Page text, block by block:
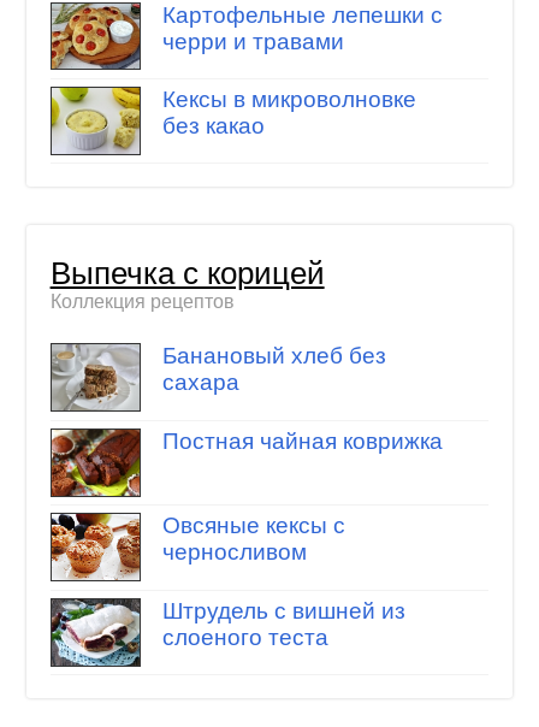
Картофельные лепешки с
черри и травами
Кексы в микроволновке
без какао
Выпечка с корицей
Коллекция рецептов
Банановый хлеб без
сахара
Постная чайная коврижка
Овсяные кексы с
черносливом
Штрудель с вишней из
слоеного теста